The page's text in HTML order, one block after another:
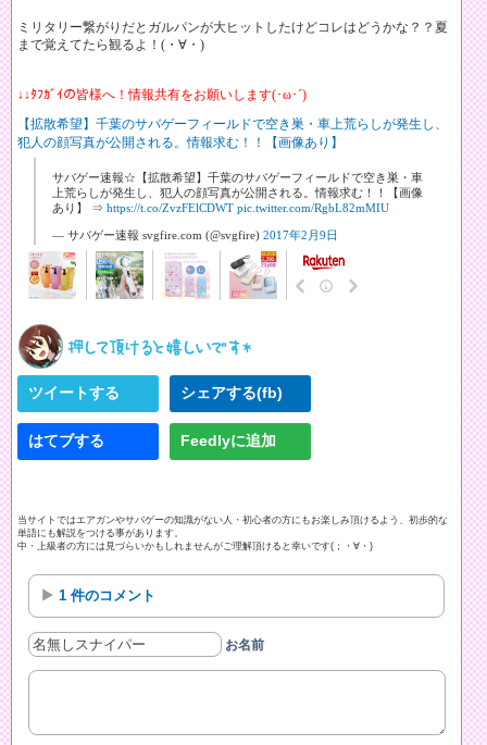
ミリタリー繋がりだとガルパンが大ヒットしたけどコレはどうかな？？夏
まで覚えてたら観るよ！(・∀・)ゞ
↓↓ﾀﾌｶﾞｲの皆様へ！情報共有をお願いします(･ω･´)
【拡散希望】千葉のサバゲーフィールドで空き巣・車上荒らしが発生し、
犯人の顔写真が公開される。情報求む！！【画像あり】
サバゲー速報☆【拡散希望】千葉のサバゲーフィールドで空き巣・車
上荒らしが発生し、犯人の顔写真が公開される。情報求む！！【画像
あり】 ⇒ https://t.co/ZvzFElCDWT pic.twitter.com/RgbL82mMIU
— サバゲー速報 svgfire.com (@svgfire) 2017年2月9日
ツイートする シェアする(fb)
はてブする Feedlyに追加
当サイトではエアガンやサバゲーの知識がない人・初心者の方にもお楽しみ頂けるよう、初歩的な
単語にも解説をつける事があります。
中・上級者の方には見づらいかもしれませんがご理解頂けると幸いです(；・∀・)
1 件のコメント
お名前